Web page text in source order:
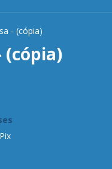
- (cópia)
(cópia)